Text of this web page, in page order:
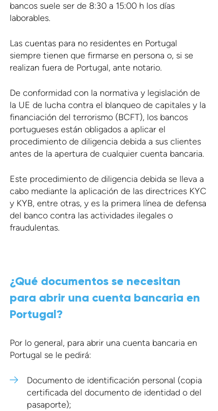
bancos suele ser de 8:30 a 15:00 h los días
laborables.
Las cuentas para no residentes en Portugal
siempre tienen que firmarse en persona o, si se
realizan fuera de Portugal, ante notario.
De conformidad con la normativa y legislación de
la UE de lucha contra el blanqueo de capitales y la
financiación del terrorismo (BCFT), los bancos
portugueses están obligados a aplicar el
procedimiento de diligencia debida a sus clientes
antes de la apertura de cualquier cuenta bancaria.
Este procedimiento de diligencia debida se lleva a
cabo mediante la aplicación de las directrices KYC
y KYB, entre otras, y es la primera línea de defensa
del banco contra las actividades ilegales o
fraudulentas.
¿Qué documentos se necesitan
para abrir una cuenta bancaria en
Portugal?
Por lo general, para abrir una cuenta bancaria en
Portugal se le pedirá:
Documento de identificación personal (copia
certificada del documento de identidad o del
pasaporte);